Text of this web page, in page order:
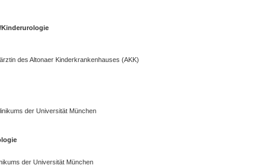
Kinderurologie
des Altonaer Kinderkrankenhauses (AKK)
der Universität München
der Universität München